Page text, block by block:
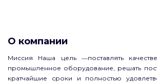
О компании
Миссия Наша цель ―поставлять
промышленное оборудование, решать
кратчайшие сроки и полностью